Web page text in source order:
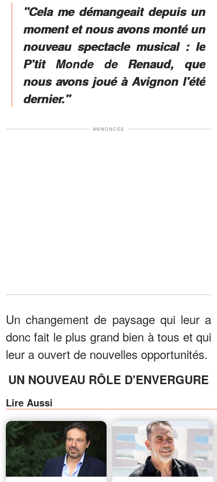
"Cela me démangeait depuis un
moment et nous avons monté un
nouveau spectacle musical : le
P'tit Monde de Renaud, que
nous avons joué à Avignon l'été
dernier."
ANNONCES
Un changement de paysage qui leur a
donc fait le plus grand bien à tous et qui
leur a ouvert de nouvelles opportunités.
UN NOUVEAU RÔLE D'ENVERGURE
Lire Aussi